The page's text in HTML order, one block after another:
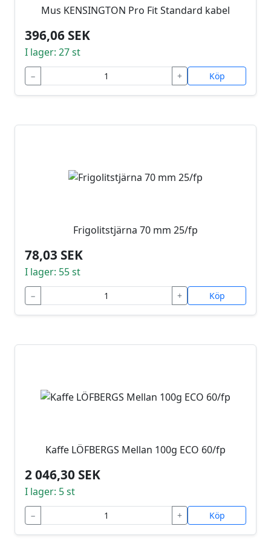
Mus KENSINGTON Pro Fit Standard kabel
396,06 SEK
I lager: 27 st
− + Köp
Frigolitstjärna 70 mm 25/fp
78,03 SEK
I lager: 55 st
− + Köp
Kaffe LÖFBERGS Mellan 100g ECO 60/fp
2 046,30 SEK
I lager: 5 st
− + Köp